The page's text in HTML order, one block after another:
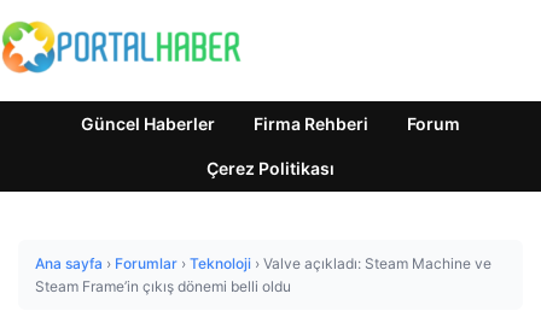
Güncel Haberler Firma Rehberi Forum
Çerez Politikası
Ana sayfa › Forumlar › Teknoloji › Valve açıkladı: Steam Machine ve
Steam Frame’in çıkış dönemi belli oldu